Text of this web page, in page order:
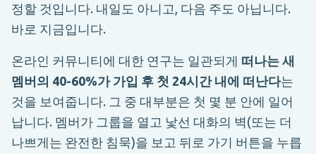
정할 것입니다. 내일도 아니고, 다음 주도 아닙니다.
바로 지금입니다.
온라인 커뮤니티에 대한 연구는 일관되게 떠나는 새
멤버의 40-60%가 가입 후 첫 24시간 내에 떠난다는
것을 보여줍니다. 그 중 대부분은 첫 몇 분 안에 일어
납니다. 멤버가 그룹을 열고 낯선 대화의 벽(또는 더
나쁘게는 완전한 침묵)을 보고 뒤로 가기 버튼을 누릅